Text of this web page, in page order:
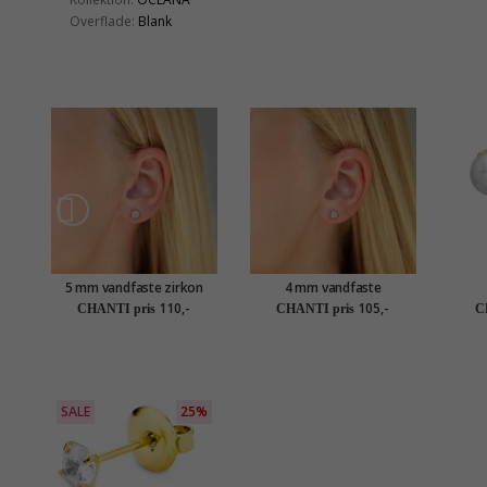
Overflade: Blank
5 mm vandfaste zirkon
solitaireørestikker i
forgyldt stål - OCEANA
CHANTI pris 110,-
4 mm vandfaste
solitaireørestikker i
forgyldt stål - OCEANA
CHANTI pris 105,-
SALE 25%